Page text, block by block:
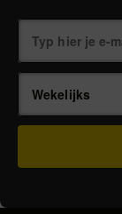
Wekelijks